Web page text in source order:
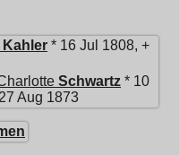
Kahler * 16 Jul 1808, +
Schwartz * 10
Aug 1873